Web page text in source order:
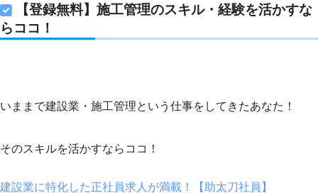
【登録無料】施工管理のスキル・経験を活かすな
らココ！
いままで建設業・施工管理という仕事をしてきたあなた！
そのスキルを活かすならココ！
建設業に特化した正社員求人が満載！【助太刀社員】